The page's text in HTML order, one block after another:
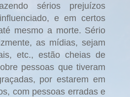
sérios prejuízos
e em certos
mesmo a morte. Sério
as mídias, sejam
etc., estão cheias de
pessoas que tiveram
por estarem em
com pessoas erradas e